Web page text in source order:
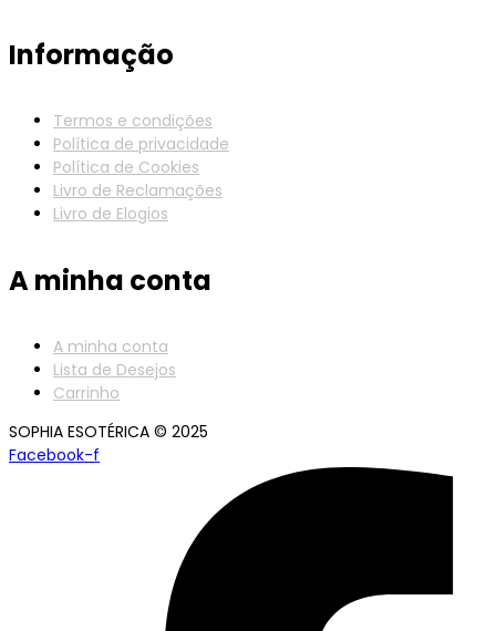
Informação
Termos e condições
Política de privacidade
Política de Cookies
Livro de Reclamações
Livro de Elogios
A minha conta
A minha conta
Lista de Desejos
Carrinho
SOPHIA ESOTÉRICA © 2025
Facebook-f